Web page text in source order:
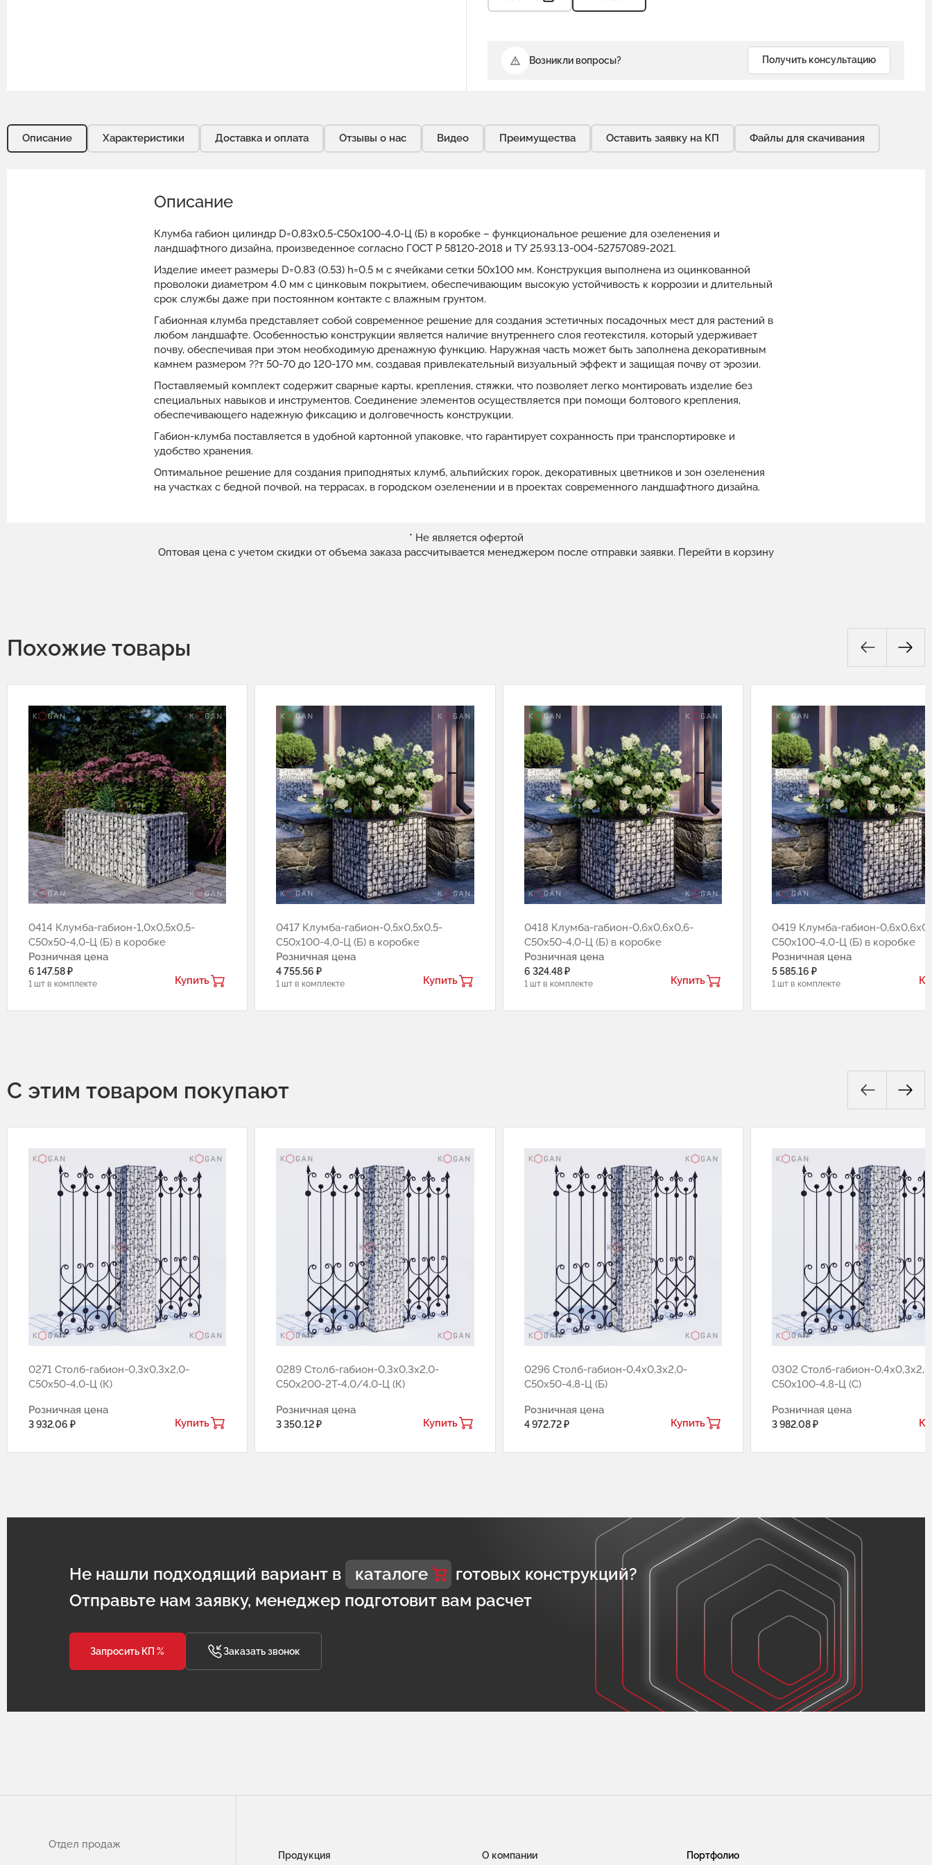
Возникли вопросы? Получить консультацию
Описание Характеристики Доставка и оплата Отзывы о нас Видео Преимущества Оставить заявку на КП Файлы для скачивания
Описание
Клумба габион цилиндр D=0,83х0,5-С50х100-4,0-Ц (Б) в коробке – функциональное решение для озеленения и
ландшафтного дизайна, произведенное согласно ГОСТ Р 58120-2018 и ТУ 25.93.13-004-52757089-2021.
Изделие имеет размеры D=0.83 (0.53) h=0.5 м с ячейками сетки 50x100 мм. Конструкция выполнена из оцинкованной
проволоки диаметром 4.0 мм с цинковым покрытием, обеспечивающим высокую устойчивость к коррозии и длительный
срок службы даже при постоянном контакте с влажным грунтом.
Габионная клумба представляет собой современное решение для создания эстетичных посадочных мест для растений в
любом ландшафте. Особенностью конструкции является наличие внутреннего слоя геотекстиля, который удерживает
почву, обеспечивая при этом необходимую дренажную функцию. Наружная часть может быть заполнена декоративным
камнем размером ??т 50-70 до 120-170 мм, создавая привлекательный визуальный эффект и защищая почву от эрозии.
Поставляемый комплект содержит сварные карты, крепления, стяжки, что позволяет легко монтировать изделие без
специальных навыков и инструментов. Соединение элементов осуществляется при помощи болтового крепления,
обеспечивающего надежную фиксацию и долговечность конструкции.
Габион-клумба поставляется в удобной картонной упаковке, что гарантирует сохранность при транспортировке и
удобство хранения.
Оптимальное решение для создания приподнятых клумб, альпийских горок, декоративных цветников и зон озеленения
на участках с бедной почвой, на террасах, в городском озеленении и в проектах современного ландшафтного дизайна.
* Не является офертой
Оптовая цена с учетом скидки от объема заказа рассчитывается менеджером после отправки заявки. Перейти в корзину
Похожие товары
0414 Клумба-габион-1,0х0,5х0,5-
С50х50-4,0-Ц (Б) в коробке
Розничная цена
6 147.58 ₽
1 шт в комплекте Купить
0417 Клумба-габион-0,5х0,5х0,5-
С50х100-4,0-Ц (Б) в коробке
Розничная цена
4 755.56 ₽
1 шт в комплекте Купить
0418 Клумба-габион-0,6х0,6х0,6-
С50х50-4,0-Ц (Б) в коробке
Розничная цена
6 324.48 ₽
1 шт в комплекте Купить
0419 Клумба-габион-
С50х100-4,0-Ц (Б) в коробке
Розничная цена
5 585.16 ₽
1 шт в комплекте
С этим товаром покупают
0271 Столб-габион-0,3х0,3х2,0-
С50х50-4,0-Ц (К)
Розничная цена
3 932.06 ₽ Купить
0289 Столб-габион-0,3х0,3х2,0-
С50х200-2Т-4,0/4,0-Ц (К)
Розничная цена
3 350.12 ₽ Купить
0296 Столб-габион-0,4х0,3х2,0-
С50х50-4,8-Ц (Б)
Розничная цена
4 972.72 ₽ Купить
0302 Столб-габион-
С50х100-4,8-Ц (С)
Розничная цена
3 982.08 ₽
Не нашли подходящий вариант в каталоге
готовых конструкций?
Отправьте нам заявку, менеджер подготовит вам расчет
Запросить КП % Заказать звонок
Отдел продаж
Продукция О компании Портфолио